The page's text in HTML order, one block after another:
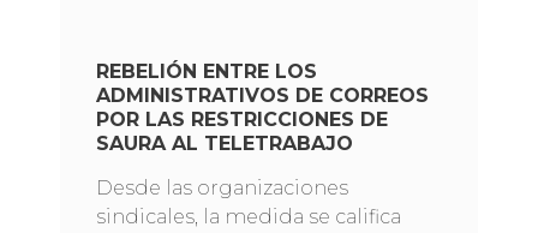
REBELIÓN ENTRE LOS
ADMINISTRATIVOS DE CORREOS
POR LAS RESTRICCIONES DE
SAURA AL TELETRABAJO
Desde las organizaciones
sindicales, la medida se califica